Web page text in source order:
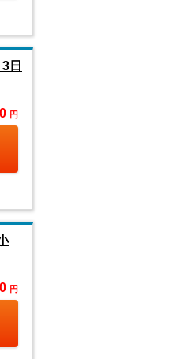
日
円
円